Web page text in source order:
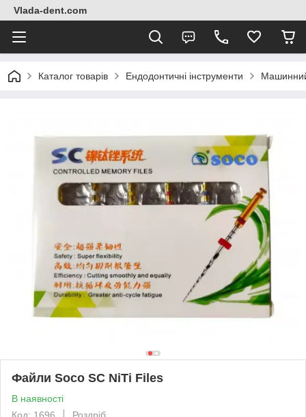
Vlada-dent.com
Каталог товарів Ендодонтичні інструменти
Файли Soco SC NiTi Files
В наявності
Код: 1696
Роздріб